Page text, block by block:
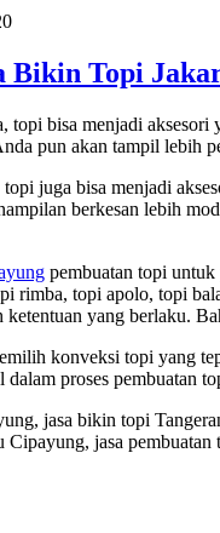
Bikin Topi
bisa menjadi
pun akan tampil lebih
juga bisa menjadi
berkesan lebih
pembuatan topi
rimba, topi apolo, topi
ketentuan yang berlaku.
konveksi topi yang
proses pembuatan
jasa bikin topi
Cipayung, jasa